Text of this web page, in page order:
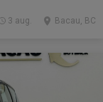
Bacau, BC
3 aug.